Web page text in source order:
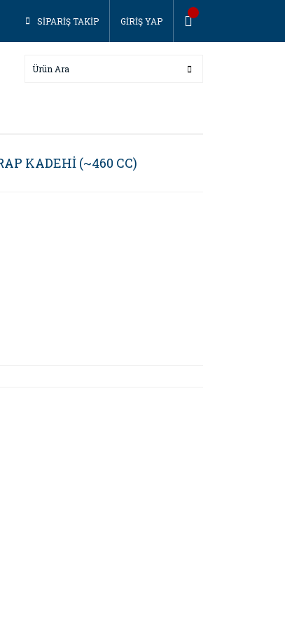
SİPARİŞ TAKİP GİRİŞ YAP
KADEHİ (~460 CC)